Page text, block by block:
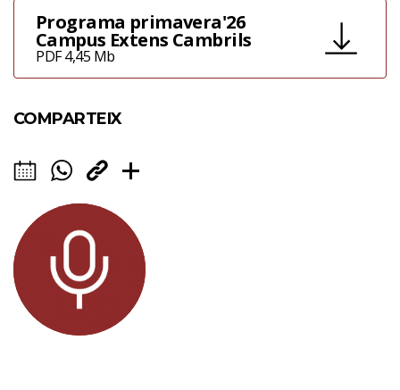
Programa primavera'26
Campus Extens Cambrils
PDF 4,45 Mb
COMPARTEIX